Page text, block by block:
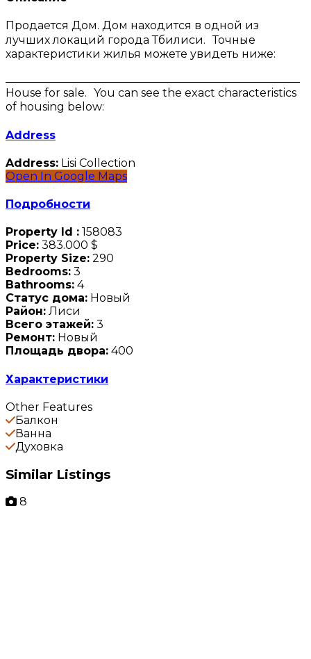
Продается Дом. Дом находится в одной из
лучших локаций города Тбилиси. Точные
характеристики жилья можете увидеть ниже:
House for sale. You can see the exact characteristics
of housing below:
Address
Address: Lisi Collection
Open In Google Maps
Подробности
Property Id : 158083
Price: 383.000 $
Property Size: 290
Bedrooms: 3
Bathrooms: 4
Статус дома: Новый
Район: Лиси
Всего этажей: 3
Ремонт: Новый
Площадь двора: 400
Характеристики
Other Features
Балкон
Ванна
Духовка
Similar Listings
8